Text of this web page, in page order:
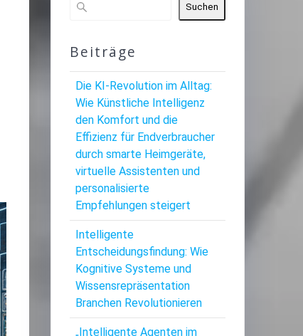
Suchen
Beiträge
Die KI-Revolution im Alltag:
Wie Künstliche Intelligenz
den Komfort und die
Effizienz für Endverbraucher
durch smarte Heimgeräte,
virtuelle Assistenten und
personalisierte
Empfehlungen steigert
Intelligente
Entscheidungsfindung: Wie
Kognitive Systeme und
Wissensrepräsentation
Branchen Revolutionieren
„Intelligente Agenten im